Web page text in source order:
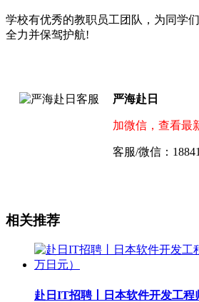
学校有优秀的教职员工团队，为同学
全力并保驾护航!
严海赴日
加微信，查看最
客服/微信：
相关推荐
赴日IT招聘丨日本软件开发工程